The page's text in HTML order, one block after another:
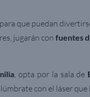
para que puedan
jugarán confuentes
, opta por la sala de
con el láser